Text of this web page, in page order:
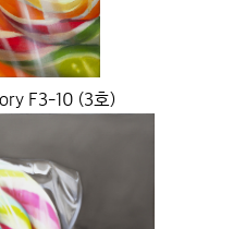
F3-10 (3호)